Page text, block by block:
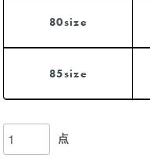
80size
85size
点